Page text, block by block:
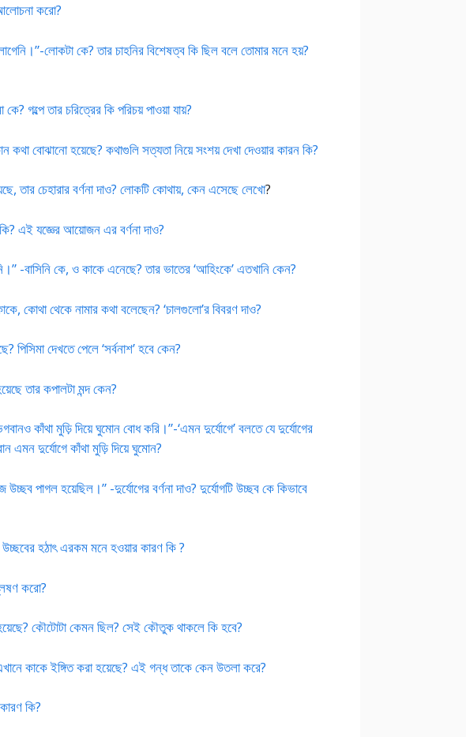
করো?
লোকটা কে? তার চাহনির বিশেষত্ব কি ছিল বলে তোমার মনে হয়?
গল্পে তার চরিত্রের কি পরিচয় পাওয়া যায়?
বোঝানো হয়েছে? কথাগুলি সত্যতা নিয়ে সংশয় দেখা দেওয়ার কারন কি?
তার চেহারার বর্ণনা দাও? লোকটি কোথায়, কেন এসেছে লেখো?
এই যজ্ঞের আয়োজন এর বর্ণনা দাও?
-বাসিনি কে, ও কাকে এনেছে? তার ভাতের ‘আহিংকে’ এতখানি কেন?
কোথা থেকে নামার কথা বলেছেন? ‘চালগুলো’র বিবরণ দাও?
পিসিমা দেখতে পেলে ‘সর্বনাশ’ হবে কেন?
তার কপালটা মন্দ কেন?
কাঁথা মুড়ি দিয়ে ঘুমোন বোধ করি।”-‘এমন দুর্যোগে’ বলতে যে দুর্যোগের
এমন দুর্যোগে কাঁথা মুড়ি দিয়ে ঘুমোন?
পাগল হয়েছিল।” -দুর্যোগের বর্ণনা দাও? দুর্যোগটি উচ্ছব কে কিভাবে
হঠাৎ এরকম মনে হওয়ার কারণ কি ?
করো?
কৌটোটা কেমন ছিল? সেই কৌতুক থাকলে কি হবে?
কাকে ইঙ্গিত করা হয়েছে? এই গন্ধ তাকে কেন উতলা করে?
কি?